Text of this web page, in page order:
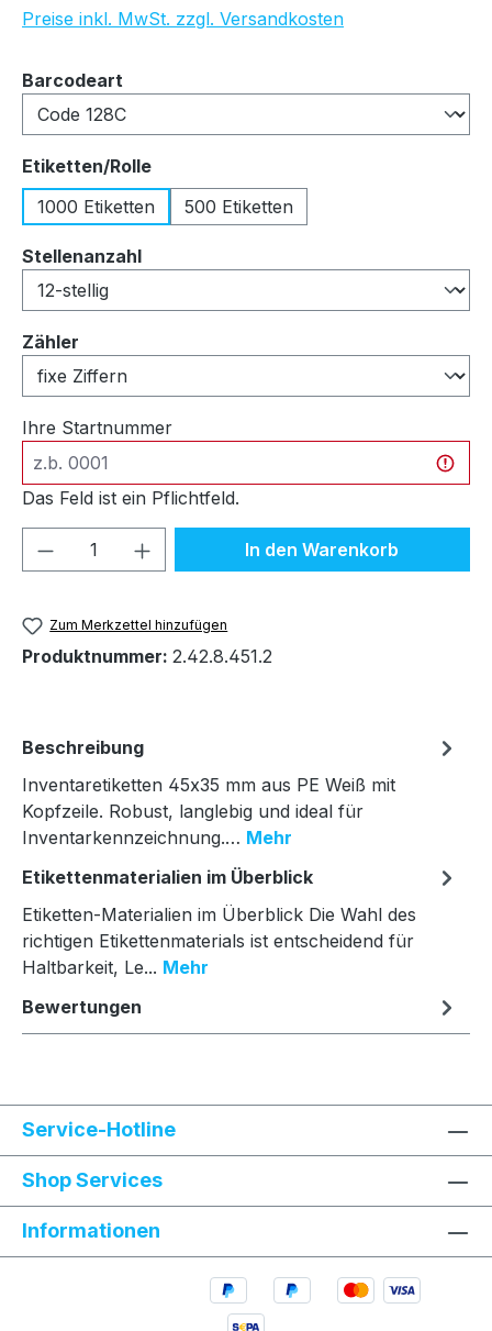
Preise inkl. MwSt. zzgl. Versandkosten
Barcodeart
Etiketten/Rolleauswählen
1000 Etiketten
500 Etiketten
Stellenanzahlauswählen
Zähler
Ihre Startnummer
Das Feld ist ein Pflichtfeld.
Produkt Anzahl: Gib denIn den Warenkorb
Zum Merkzettel hinzufügen
Produktnummer: 2.42.8.451.2
Beschreibung
Inventaretiketten 45x35 mm aus PE Weiß mit
Kopfzeile. Robust, langlebig und ideal für
Inventarkennzeichnung.… Mehr
Etikettenmaterialien im Überblick
Etiketten-Materialien im Überblick Die Wahl des
richtigen Etikettenmaterials ist entscheidend für
Haltbarkeit, Le... Mehr
Bewertungen
Service-Hotline
Shop Services
Informationen